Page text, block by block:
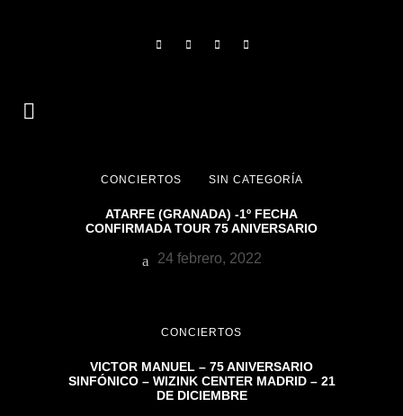
CONCIERTOS SIN CATEGORÍA
ATARFE (GRANADA) -1º FECHA
CONFIRMADA TOUR 75 ANIVERSARIO
24 febrero, 2022
CONCIERTOS
VICTOR MANUEL – 75 ANIVERSARIO
SINFÓNICO – WIZINK CENTER MADRID – 21
DE DICIEMBRE